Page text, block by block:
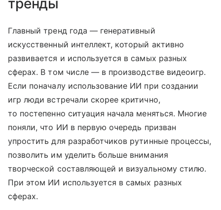
тренды
Главный тренд года — генеративный
искусственный интеллект, который активно
развивается и используется в самых разных
сферах. В том числе — в производстве видеоигр.
Если поначалу использование ИИ при создании
игр люди встречали скорее критично,
то постепенно ситуация начала меняться. Многие
поняли, что ИИ в первую очередь призван
упростить для разработчиков рутинные процессы,
позволить им уделить больше внимания
творческой составляющей и визуальному стилю.
При этом ИИ используется в самых разных
сферах.